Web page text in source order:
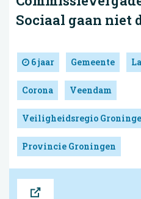
Sociaal gaan niet
6 jaar Gemeente
Corona Veendam
Veiligheidsregio
Provincie Groningen